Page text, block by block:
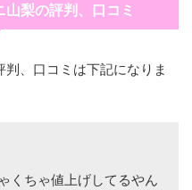
梨の評判、口コミ
、口コミは下記になりま
くちゃ値上げしてるやん